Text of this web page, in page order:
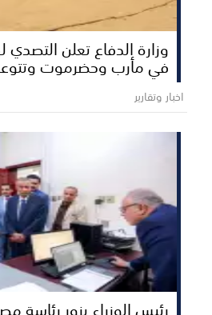
وزارة الدفاع تعلن
في مأرب وحضرموت
اخبار وتقارير
رئيس الوزراء يزور رئاسة